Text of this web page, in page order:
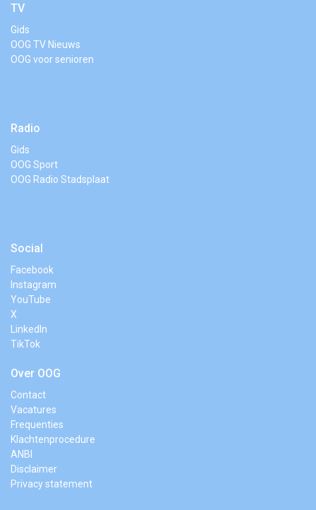
TV
Gids
OOG TV Nieuws
OOG voor senioren
Radio
Gids
OOG Sport
OOG Radio Stadsplaat
Social
Facebook
Instagram
YouTube
X
LinkedIn
TikTok
Over OOG
Contact
Vacatures
Frequenties
Klachtenprocedure
ANBI
Disclaimer
Privacy statement